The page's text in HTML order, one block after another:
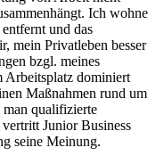
Ich wohne
und das
mein Privatleben besser
bzgl. meines
Arbeitsplatz dominiert
Maßnahmen rund um
qualifizierte
Junior Business
seine Meinung.